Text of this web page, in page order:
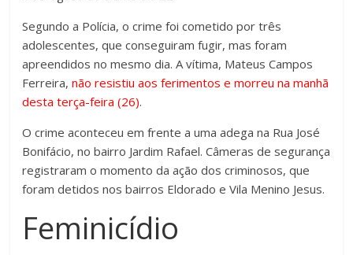
Segundo a Polícia, o crime foi cometido por três
adolescentes, que conseguiram fugir, mas foram
apreendidos no mesmo dia. A vítima, Mateus Campos
Ferreira,não resistiu aos ferimentos e morreu na manhã
desta terça-feira (26).
O crime aconteceu em frente a uma adega na Rua José
Bonifácio, no bairro Jardim Rafael. Câmeras de segurança
registraram o momento da ação dos criminosos, que
foram detidos nos bairros Eldorado e Vila Menino Jesus.
Feminicídio